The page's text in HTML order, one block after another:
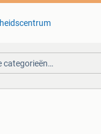
categorieën…